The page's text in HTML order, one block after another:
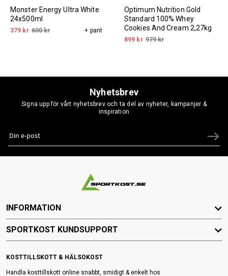
Monster Energy Ultra White
24x500ml
379 kr 600 kr + pant
Optimum Nutrition Gold
Standard 100% Whey
Cookies And Cream 2,27kg
899 kr 979 kr
Nyhetsbrev
Signa upp för vårt nyhetsbrev och ta del av nyheter, kampanjer &
inspiration
KOSTTILLSKOTT & HÄLSOKOST
Handla kosttillskott online snabbt, smidigt & enkelt hos
INFORMATION
SPORTKOST KUNDSUPPORT